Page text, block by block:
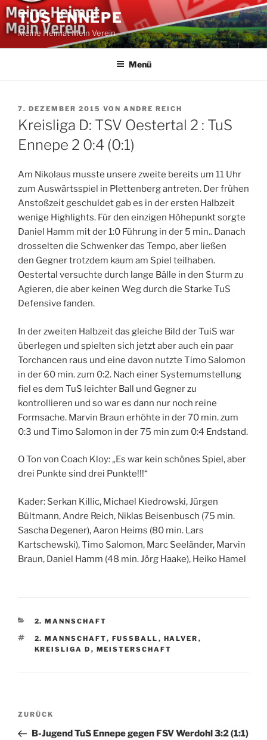
Zum
Inhalt
springen
TUS ENNEPE
Meine Heimat Mein Verein
Menü
VERÖFFENTLICHT
AM
7. DEZEMBER 2015 VON ANDRE REICH
Kreisliga D: TSV Oestertal 2 : TuS
Ennepe 2 0:4 (0:1)
Am Nikolaus musste unsere zweite bereits um 11 Uhr
zum Auswärtsspiel in Plettenberg antreten. Der frühen
Anstoßzeit geschuldet gab es in der ersten Halbzeit
wenige Highlights. Für den einzigen Höhepunkt sorgte
Daniel Hamm mit der 1:0 Führung in der 5 min.. Danach
drosselten die Schwenker das Tempo, aber ließen
den Gegner trotzdem kaum am Spiel teilhaben.
Oestertal versuchte durch lange Bälle in den Sturm zu
Agieren, die aber keinen Weg durch die Starke TuS
Defensive fanden.
In der zweiten Halbzeit das gleiche Bild der TuiS war
überlegen und spielten sich jetzt aber auch ein paar
Torchancen raus und eine davon nutzte Timo Salomon
in der 60 min. zum 0:2. Nach einer Systemumstellung
fiel es dem TuS leichter Ball und Gegner zu
kontrollieren und so war es dann nur noch reine
Formsache. Marvin Braun erhöhte in der 70 min. zum
0:3 und Timo Salomon in der 75 min zum 0:4 Endstand.
O Ton von Coach Kloy: „Es war kein schönes Spiel, aber
drei Punkte sind drei Punkte!!!“
Kader: Serkan Killic, Michael Kiedrowski, Jürgen
Bültmann, Andre Reich, Niklas Beisenbusch (75 min.
Sascha Degener), Aaron Heims (80 min. Lars
Kartschewski), Timo Salomon, Marc Seeländer, Marvin
Braun, Daniel Hamm (48 min. Jörg Haake), Heiko Hamel
KATEGORIEN
2. MANNSCHAFT
SCHLAGWÖRTER
2. MANNSCHAFT, FUSSBALL , HALVER ,
KREISLIGA D , MEISTERSCHAFT
Beitragsnavigation
Vorheriger
Beitrag
ZURÜCK
B-Jugend TuS Ennepe gegen FSV Werdohl 3:2 (1:1)